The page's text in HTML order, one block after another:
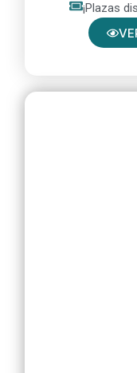
¡Plazas